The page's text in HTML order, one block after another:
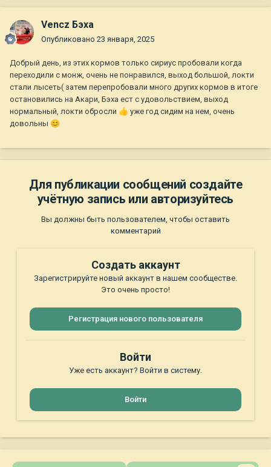
Vencz Бэха
Опубликовано 23 января, 2025
Добрый день, из этих кормов только сириус пробовали когда
переходили с монж, очень не понравился, выход большой, локти
стали лысеть( затем перепробовали много других кормов в итоге
остановились на Акари, Бэха ест с удовольствием, выход
нормальный, локти обросли 👍 уже год сидим на нем, очень
довольны 😊
Для публикации сообщений создайте
учётную запись или авторизуйтесь
Вы должны быть пользователем, чтобы оставить
комментарий
Создать аккаунт
Зарегистрируйте новый аккаунт в нашем сообществе.
Это очень просто!
Регистрация нового пользователя
Войти
Уже есть аккаунт? Войти в систему.
Войти